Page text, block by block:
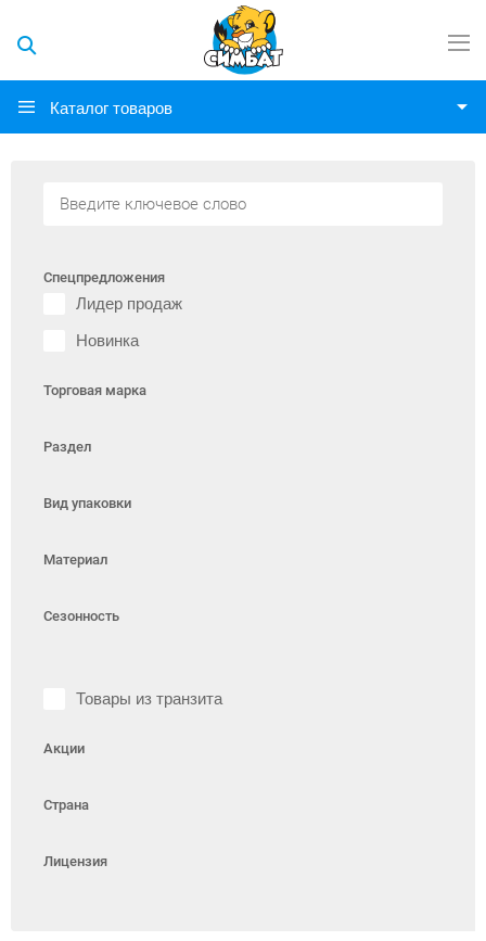
Каталог товаров
Спецпредложения
Лидер продаж
Новинка
Торговая марка
Раздел
Вид упаковки
Материал
Сезонность
Товары из транзита
Акции
Страна
Лицензия